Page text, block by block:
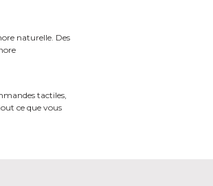
naturelle. Des
tactiles,
ce que vous